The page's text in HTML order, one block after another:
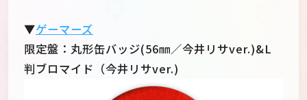
▼ゲーマーズ
限定盤：丸形缶バッジ(56㎜／今井リサver.)&L
判ブロマイド（今井リサver.)